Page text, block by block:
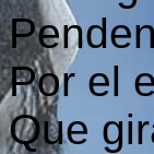
Por el
Que